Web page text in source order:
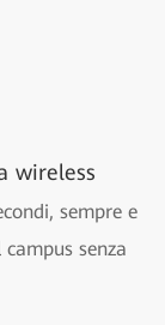
wireless
sempre e
senza